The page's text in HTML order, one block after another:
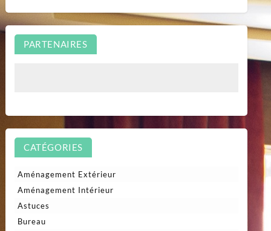
PARTENAIRES
CATÉGORIES
Aménagement Extérieur
Aménagement Intérieur
Astuces
Bureau